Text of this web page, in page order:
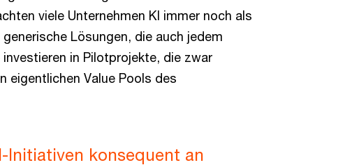
viele Unternehmen KI immer noch als
Lösungen, die auch jedem
in Pilotprojekte, die zwar
eigentlichen Value Pools des
Initiativen konsequent an